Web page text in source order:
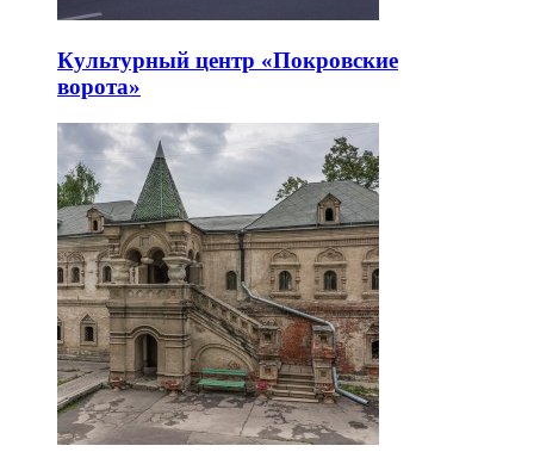
Культурный центр «Покровские
ворота»